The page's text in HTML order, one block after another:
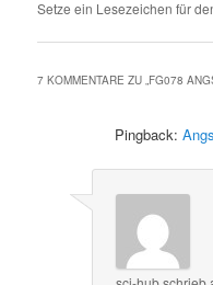
Setze ein Lesezeichen für
7 KOMMENTARE ZU „FG078
Pingback: